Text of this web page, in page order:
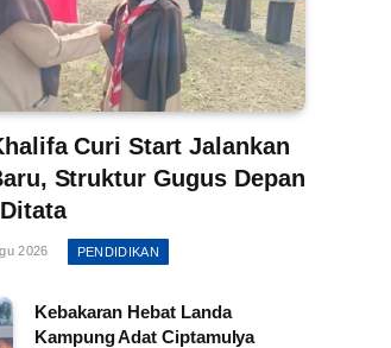
Curi Start Jalankan
Struktur Gugus Depan
2026 PENDIDIKAN
Kebakaran Hebat Landa
Kampung Adat Ciptamulya